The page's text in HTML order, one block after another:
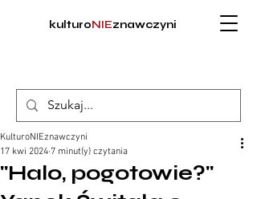
kulturoNIEznawczyni
"Halo, pogotowie?"
KulturoNIEznawczyni
17 kwi 2024 7 minut(y) czytania